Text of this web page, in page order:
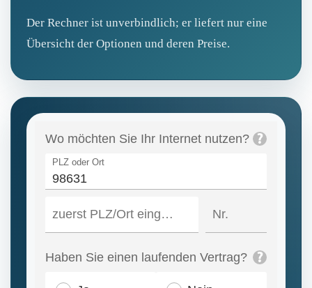
Der Rechner ist unverbindlich; er liefert nur eine
Übersicht der Optionen und deren Preise.